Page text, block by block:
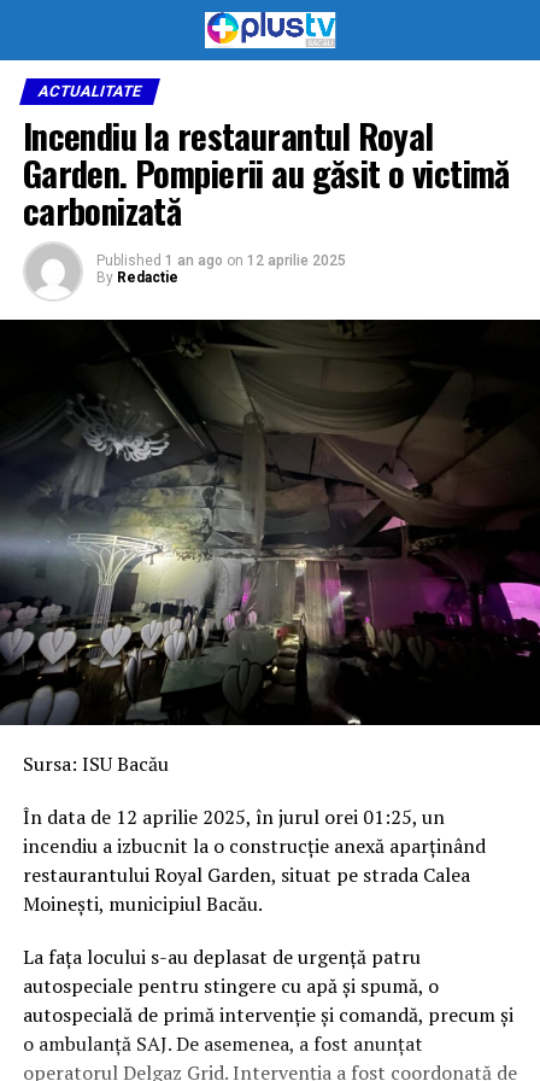
ACTUALITATE
Incendiu la restaurantul Royal
Garden. Pompierii au găsit o victimă
carbonizată
Published 1 an ago on 12 aprilie 2025
By Redactie
Sursa: ISU Bacău
În data de 12 aprilie 2025, în jurul orei 01:25, un
incendiu a izbucnit la o construcție anexă aparținând
restaurantului Royal Garden, situat pe strada Calea
Moinești, municipiul Bacău.
La fața locului s-au deplasat de urgență patru
autospeciale pentru stingere cu apă și spumă, o
autospecială de primă intervenție și comandă, precum și
o ambulanță SAJ. De asemenea, a fost anunțat
operatorul Delgaz Grid. Intervenția a fost coordonată de